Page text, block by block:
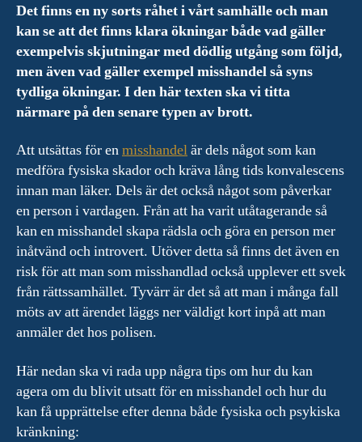
Det finns en ny sorts råhet i vårt samhälle och man
kan se att det finns klara ökningar både vad gäller
exempelvis skjutningar med dödlig utgång som följd,
men även vad gäller exempel misshandel så syns
tydliga ökningar. I den här texten ska vi titta
närmare på den senare typen av brott.
Att utsättas för enmisshandelär dels något som kan
medföra fysiska skador och kräva lång tids konvalescens
innan man läker. Dels är det också något som påverkar
en person i vardagen. Från att ha varit utåtagerande så
kan en misshandel skapa rädsla och göra en person mer
inåtvänd och introvert. Utöver detta så finns det även en
risk för att man som misshandlad också upplever ett svek
från rättssamhället. Tyvärr är det så att man i många fall
möts av att ärendet läggs ner väldigt kort inpå att man
anmäler det hos polisen.
Här nedan ska vi rada upp några tips om hur du kan
agera om du blivit utsatt för en misshandel och hur du
kan få upprättelse efter denna både fysiska och psykiska
kränkning: